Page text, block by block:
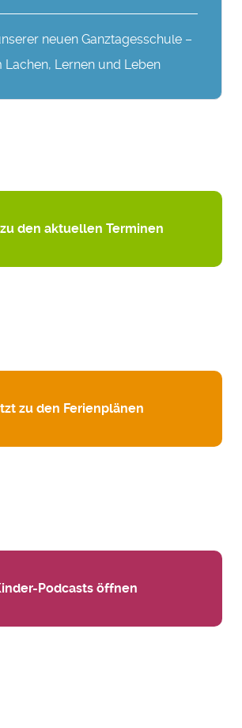
neuen Ganztagesschule –
Lachen, Lernen und Leben
den aktuellen Terminen
zu den Ferienplänen
Podcasts öffnen